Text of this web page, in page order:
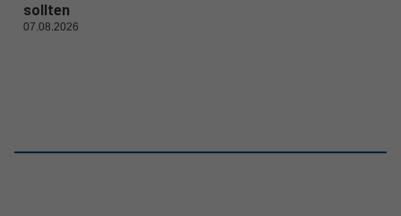
sollten
07.08.2026